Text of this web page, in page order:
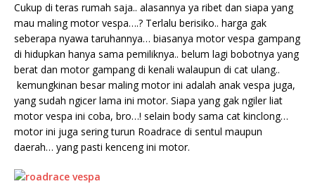
Cukup di teras rumah saja.. alasannya ya ribet dan siapa yang
mau maling motor vespa….? Terlalu berisiko.. harga gak
seberapa nyawa taruhannya… biasanya motor vespa gampang
di hidupkan hanya sama pemiliknya.. belum lagi bobotnya yang
berat dan motor gampang di kenali walaupun di cat ulang..
kemungkinan besar maling motor ini adalah anak vespa juga,
yang sudah ngicer lama ini motor. Siapa yang gak ngiler liat
motor vespa ini coba, bro…! selain body sama cat kinclong…
motor ini juga sering turun Roadrace di sentul maupun
daerah… yang pasti kenceng ini motor.